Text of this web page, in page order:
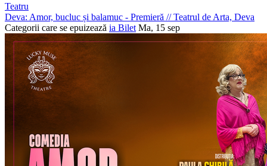
Teatru
Deva: Amor, bucluc și balamuc - Premieră //Teatrul de Arta, Deva
Categorii care se epuizează ia Bilet Ma, 15 sep